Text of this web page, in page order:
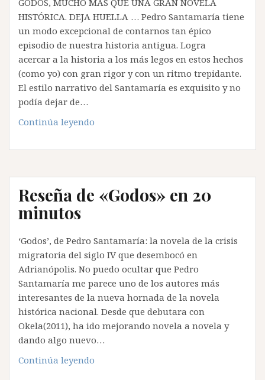
GODOS, MUCHO MÁS QUE UNA GRAN NOVELA
HISTÓRICA. DEJA HUELLA … Pedro Santamaría tiene
un modo excepcional de contarnos tan épico
episodio de nuestra historia antigua. Logra
acercar a la historia a los más legos en estos hechos
(como yo) con gran rigor y con un ritmo trepidante.
El estilo narrativo del Santamaría es exquisito y no
podía dejar de…
Continúa leyendo
«Godos»
El
Aventurero
Reseña de «Godos» en 20
minutos
‘Godos’, de Pedro Santamaría: la novela de la crisis
migratoria del siglo IV que desembocó en
Adrianópolis. No puedo ocultar que Pedro
Santamaría me parece uno de los autores más
interesantes de la nueva hornada de la novela
histórica nacional. Desde que debutara con
Okela(2011), ha ido mejorando novela a novela y
dando algo nuevo…
Continúa leyendo